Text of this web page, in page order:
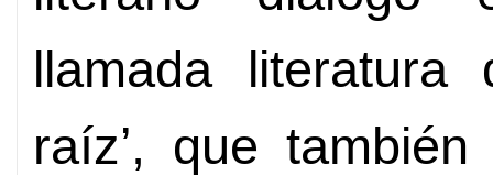
llamada
raíz’, que